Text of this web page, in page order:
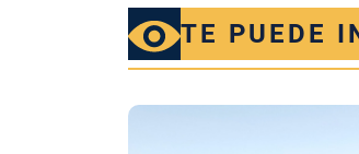
TE PUEDE